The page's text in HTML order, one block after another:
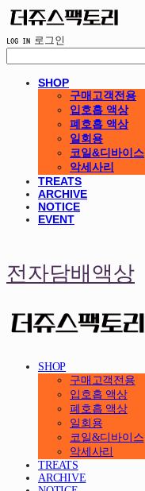
LOG IN 로그인
SHOP
구매고객전용
입호흡 액상
폐호흡 액상
일회용
코일&디바이스
악세사리
TREATS
ARCHIVE
NOTICE
EVENT
전자담배액상
SHOP
구매고객전용
입호흡 액상
폐호흡 액상
일회용
코일&디바이스
악세사리
TREATS
ARCHIVE